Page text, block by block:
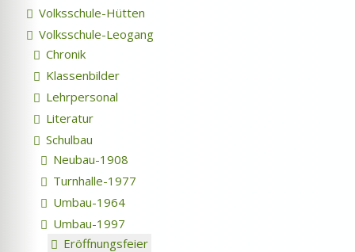
Volksschule-Hütten
Volksschule-Leogang
Chronik
Klassenbilder
Lehrpersonal
Literatur
Schulbau
Neubau-1908
Turnhalle-1977
Umbau-1964
Umbau-1997
Eröffnungsfeier